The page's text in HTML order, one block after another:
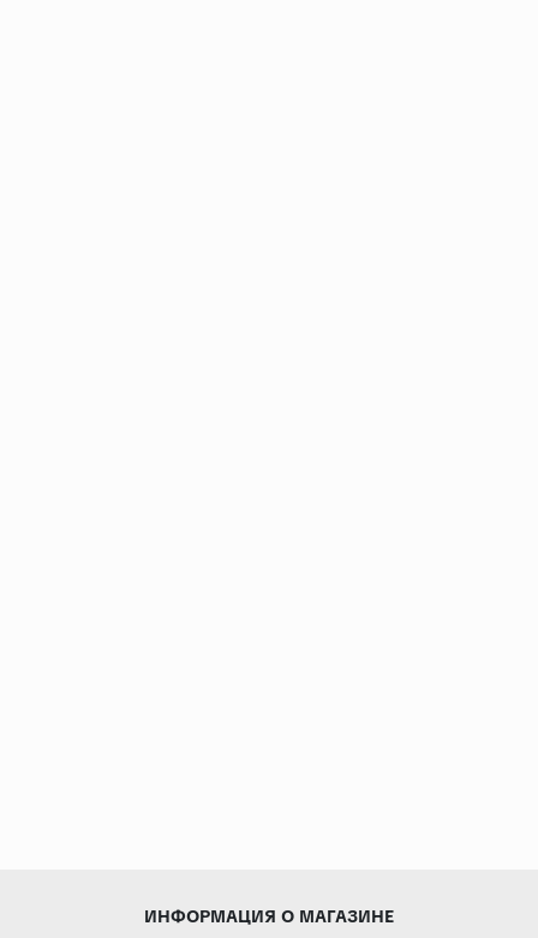
ИНФОРМАЦИЯ О МАГАЗИНЕ